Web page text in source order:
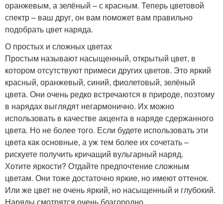
оранжевым, а зелёный – с красным. Теперь цветовой
спектр – ваш друг, он вам поможет вам правильно
подобрать цвет наряда.
О простых и сложных цветах
Простым называют насыщенный, открытый цвет, в
котором отсутствуют примеси других цветов. Это яркий
красный, оранжевый, синий, фиолетовый, зелёный
цвета. Они очень редко встречаются в природе, поэтому
в нарядах выглядят негармонично. Их можно
использовать в качестве акцента в наряде сдержанного
цвета. Но не более того. Если будете использовать эти
цвета как основные, а уж тем более их сочетать –
рискуете получить кричащий вульгарный наряд.
Хотите яркости? Отдайте предпочтение сложным
цветам. Они тоже достаточно яркие, но имеют оттенок.
Или же цвет не очень яркий, но насыщенный и глубокий.
Наряды смотрятся очень благородно.